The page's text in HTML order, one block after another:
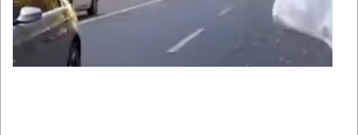
二宮和也主演『8番出口』本編ノーカット＆地
上波初放送決定とか
NEW!
【画像】おしゃれなイギリス酒場「当店で